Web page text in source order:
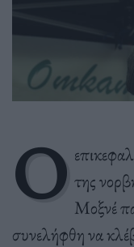
Ο της
Μοξνέ
συνελήφθη να